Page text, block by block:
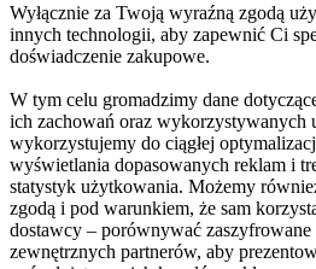
Wyłącznie za Twoją wyraźną zgodą
innych technologii, aby zapewnić Ci
doświadczenie zakupowe.
W tym celu gromadzimy dane
ich zachowań oraz wykorzystywanych
wykorzystujemy do ciągłej
wyświetlania dopasowanych reklam i
statystyk użytkowania. Możemy
zgodą i pod warunkiem, że sam
dostawcy – porównywać zaszyfrowane
zewnętrznych partnerów, aby